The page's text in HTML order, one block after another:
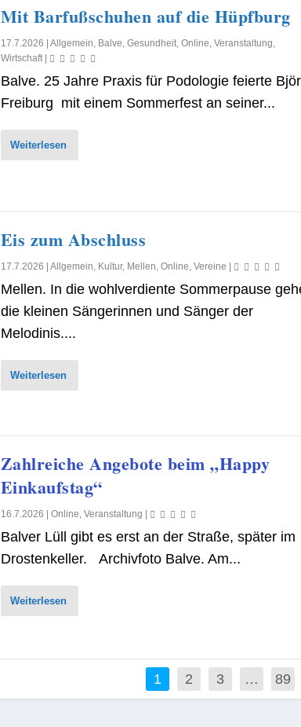
Mit Barfußschuhen auf die Hüpfburg
17.7.2026 Allgemein, Balve, Gesundheit, Online, Veranstaltung,
Wirtschaft|
Balve. 25 Jahre Praxis für Podologie feierte
Freiburg mit einem Sommerfest an seiner...
Weiterlesen
Eis zum Abschluss
17.7.2026 Allgemein, Kultur, Mellen, Online, Vereine
Mellen. In die wohlverdiente Sommerpause
die kleinen Sängerinnen und Sänger der
Melodinis....
Weiterlesen
Zahlreiche Angebote beim „Happy
Einkaufstag“
16.7.2026 | Online Veranstaltung |
Balver Lüll gibt es erst an der Straße, später im
Drostenkeller. Archivfoto Balve. Am...
Weiterlesen
1 2 3 … 89